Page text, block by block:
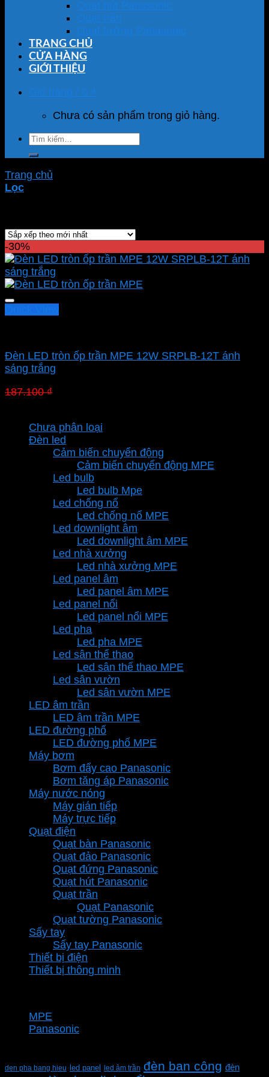
Quạt hút Panasonic
Quạt trần
Quạt tường Panasonic
TRANG CHỦ
CỬA HÀNG
GIỚI THIỆU
Giỏ hàng / 0 ₫
Chưa có sản phẩm trong giỏ hàng.
Tìm
kiếm:
Trang chủ
Lọc
-30%
Đèn LED tròn ốp trần MPE 12W SRPLB-12T ánh
sáng trắng
187.100₫
187.100 ₫.là:
Chưa phân loại
Đèn led
Cảm biến chuyển động
Cảm biến chuyển động MPE
Led bulb
Led bulb Mpe
Led chống nổ
Led chống nổ MPE
Led downlight âm
Led downlight âm MPE
Led nhà xưởng
Led nhà xưởng MPE
Led panel âm
Led panel âm MPE
Led panel nổi
Led panel nổi MPE
Led pha
Led pha MPE
Led sân thể thao
Led sân thể thao MPE
Led sân vườn
Led sân vườn MPE
LED âm trần
LED âm trần MPE
LED đường phố
LED đường phố MPE
Máy bơm
Bơm đẩy cao Panasonic
Bơm tăng áp Panasonic
Máy nước nóng
Máy gián tiếp
Máy trực tiếp
Quạt điện
Quạt bàn Panasonic
Quạt đảo Panasonic
Quạt đứng Panasonic
Quạt hút Panasonic
Quạt trần
Quạt Panasonic
Quạt tường Panasonic
Sấy tay
Sấy tay Panasonic
Thiết bị điện
Thiết bị thông minh
MPE
Panasonic
den pha bang hieu led panel led âm trần đèn ban công đèn